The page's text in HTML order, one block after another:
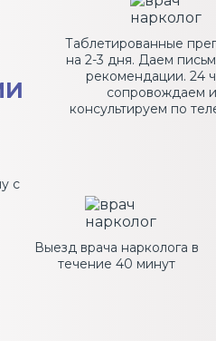
с
Выезд врача нарколога в
течение 40 минут
Таблетированные
на 2-3 дня. Даем
рекомендации. 24
сопровождаем и
консультируем по